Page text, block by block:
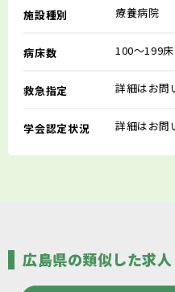
施設種別 療養病院
病床数 100～199床
救急指定 詳細はお問
学会認定状況 詳細はお問
広島県の類似した求人